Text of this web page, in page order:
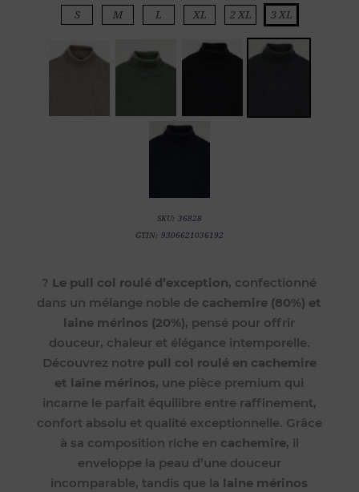
S M L XL 2 XL 3 XL
SKU: 36828
GTIN: 9306621036192
? Le pull col roulé d’exception, confectionné
dans un mélange noble de cachemire (80%) et
laine mérinos (20%), pensé pour offrir
douceur, chaleur et élégance intemporelle.
Découvrez notre pull col roulé en cachemire
et laine mérinos, une pièce premium qui
incarne le parfait équilibre entre raffinement,
confort absolu et qualité exceptionnelle. Grâce
à sa composition riche en cachemire, il
enveloppe la peau d’une douceur
incomparable, tandis que la laine mérinos